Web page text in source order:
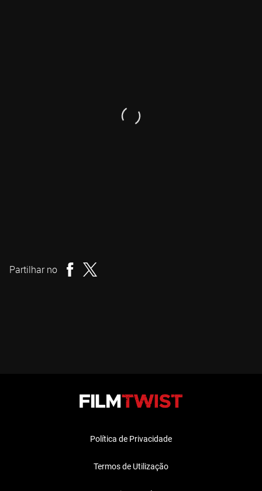
Partilhar no
Política de Privacidade
Termos de Utilização